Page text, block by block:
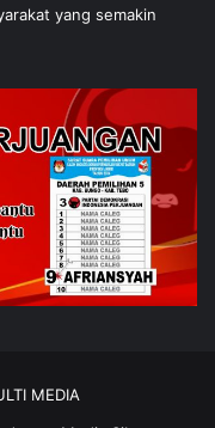
yang semakin
MEDIA